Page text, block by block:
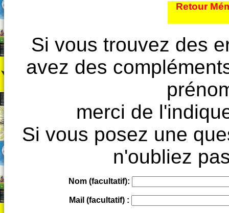
Retour
Si vous trouvez des
avez des
merci de
Si vous posez une
n'oubliez
Nom (facultatif):
Mail (facultatif) :